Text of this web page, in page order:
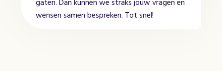
gaten. Dan kunnen we straks jouw vragen en
wensen samen bespreken. Tot snel!